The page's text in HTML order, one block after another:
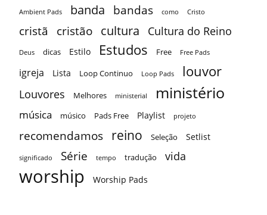
Ambient Pads banda bandas como Cristo
cristã cristão cultura Cultura do Reino
Deus dicas Estilo Estudos Free Free Pads
igreja Lista Loop Continuo Loop Pads louvor
Louvores Melhores ministerial ministério
música músico Pads Free Playlist projeto
recomendamos reino Seleção Setlist
significado Série tempo tradução vida
worship Worship Pads